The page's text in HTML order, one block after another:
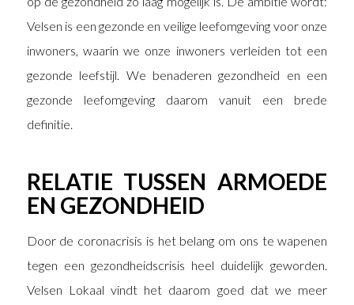
Velsen is een gezonde en veilige leefomgeving voor onze
inwoners, waarin we onze inwoners verleiden tot een
gezonde leefstijl. We benaderen gezondheid en een
gezonde leefomgeving daarom vanuit een brede
definitie.
RELATIE TUSSEN ARMOEDE
EN GEZONDHEID
Door de coronacrisis is het belang om ons te wapenen
tegen een gezondheidscrisis heel duidelijk geworden.
Velsen Lokaal vindt het daarom goed dat we meer